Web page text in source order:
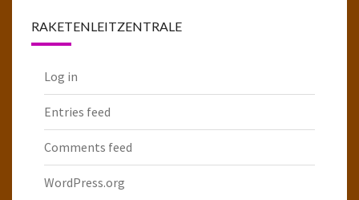
RAKETENLEITZENTRALE
Log in
Entries feed
Comments feed
WordPress.org